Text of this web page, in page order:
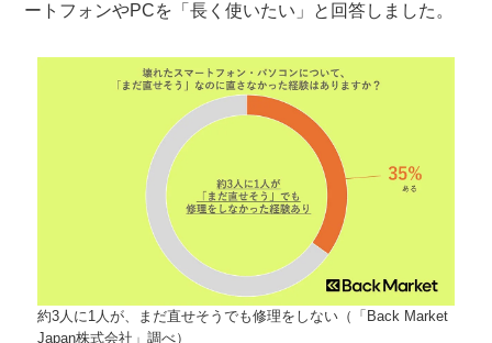
ートフォンやPCを「長く使いたい」と回答しました。
約3人に1人が、まだ直せそうでも修理をしない（「Back Market
Japan株式会社」調べ）